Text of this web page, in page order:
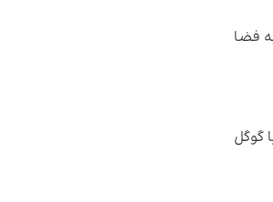
فضا
گوگل